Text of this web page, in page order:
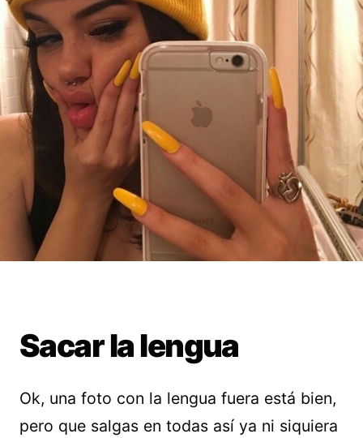
Sacar la lengua
Ok, una foto con la lengua fuera está bien,
pero que salgas en todas así ya ni siquiera